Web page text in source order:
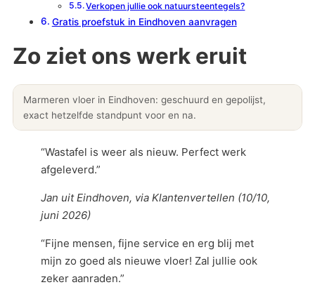
Verkopen jullie ook natuursteentegels?
Gratis proefstuk in Eindhoven aanvragen
Zo ziet ons werk eruit
Marmeren vloer in Eindhoven: geschuurd en gepolijst,
exact hetzelfde standpunt voor en na.
“Wastafel is weer als nieuw. Perfect werk
afgeleverd.”
Jan uit Eindhoven, via Klantenvertellen (10/10,
juni 2026)
“Fijne mensen, fijne service en erg blij met
mijn zo goed als nieuwe vloer! Zal jullie ook
zeker aanraden.”